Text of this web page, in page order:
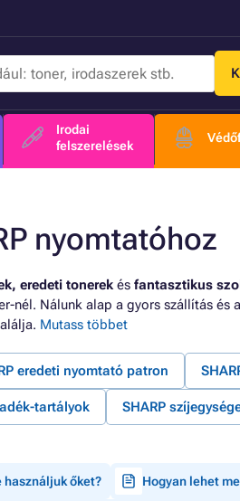
Irodai
felszerelések
nyomtatóhoz
eredeti tonerek és fantasztikus
nél. Nálunk alap a gyors szállítás és
Mutass többet
eredeti nyomtató patron
tartályok SHARP
használjuk őket? Hogyan lehet